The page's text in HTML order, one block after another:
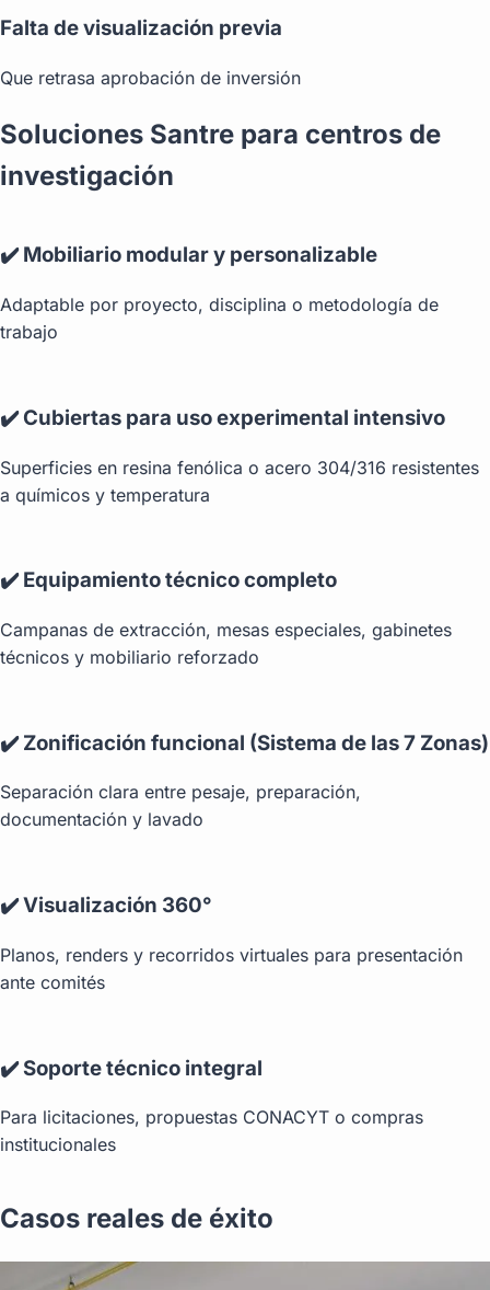
Falta de visualización previa
Que retrasa aprobación de inversión
Soluciones Santre para centros de
investigación
✔️ Mobiliario modular y personalizable
Adaptable por proyecto, disciplina o metodología de
trabajo
✔️ Cubiertas para uso experimental intensivo
Superficies en resina fenólica o acero 304/316 resistentes
a químicos y temperatura
✔️ Equipamiento técnico completo
Campanas de extracción, mesas especiales, gabinetes
técnicos y mobiliario reforzado
✔️ Zonificación funcional (Sistema de las 7 Zonas)
Separación clara entre pesaje, preparación,
documentación y lavado
✔️ Visualización 360°
Planos, renders y recorridos virtuales para presentación
ante comités
✔️ Soporte técnico integral
Para licitaciones, propuestas CONACYT o compras
institucionales
Casos reales de éxito